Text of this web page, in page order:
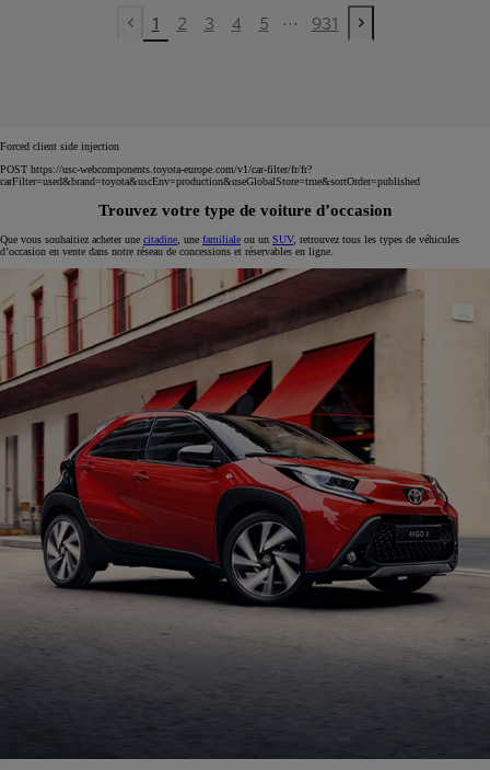
Previous page
1 2 3 4 5 ... 931
Next page
Forced client side injection
POST https://usc-webcomponents.toyota-europe.com/v1/car-filter/fr/fr?
carFilter=used&brand=toyota&uscEnv=production&useGlobalStore=true&sortOrder=published
Trouvez votre type de voiture d’occasion
Que vous souhaitiez acheter une citadine , une familiale ou un SUV, retrouvez tous les types de véhicules
d’occasion en vente dans notre réseau de concessions et réservables en ligne.